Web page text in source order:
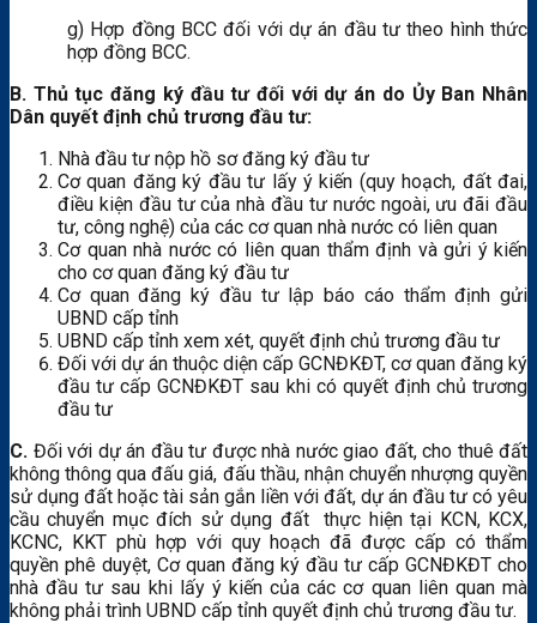
g) Hợp đồng BCC đối với dự án đầu tư theo hình thức
hợp đồng BCC.
B. Thủ tục đăng ký đầu tư đối với dự án do Ủy Ban Nhân
Dân quyết định chủ trương đầu tư:
Nhà đầu tư nộp hồ sơ đăng ký đầu tư
Cơ quan đăng ký đầu tư lấy ý kiến (quy hoạch, đất đai,
điều kiện đầu tư của nhà đầu tư nước ngoài, ưu đãi đầu
tư, công nghệ) của các cơ quan nhà nước có liên quan
Cơ quan nhà nước có liên quan thẩm định và gửi ý kiến
cho cơ quan đăng ký đầu tư
Cơ quan đăng ký đầu tư lập báo cáo thẩm định gửi
UBND cấp tỉnh
UBND cấp tỉnh xem xét, quyết định chủ trương đầu tư
Đối với dự án thuộc diện cấp GCNĐKĐT, cơ quan đăng ký
đầu tư cấp GCNĐKĐT sau khi có quyết định chủ trương
đầu tư
C. Đối với dự án đầu tư được nhà nước giao đất, cho thuê đất
không thông qua đấu giá, đấu thầu, nhận chuyển nhượng quyền
sử dụng đất hoặc tài sản gắn liền với đất, dự án đầu tư có yêu
cầu chuyển mục đích sử dụng đất thực hiện tại KCN, KCX,
KCNC, KKT phù hợp với quy hoạch đã được cấp có thẩm
quyền phê duyệt, Cơ quan đăng ký đầu tư cấp GCNĐKĐT cho
nhà đầu tư sau khi lấy ý kiến của các cơ quan liên quan mà
không phải trình UBND cấp tỉnh quyết định chủ trương đầu tư.